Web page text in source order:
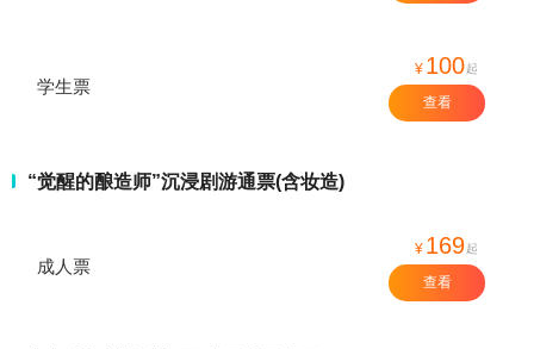
学生票
¥ 100起
查看
“觉醒的酿造师”沉浸剧游通票(含妆造)
成人票
¥ 169起
查看